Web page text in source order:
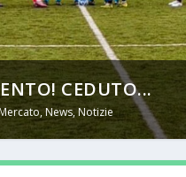
CEDUTO...
,News,Notizie